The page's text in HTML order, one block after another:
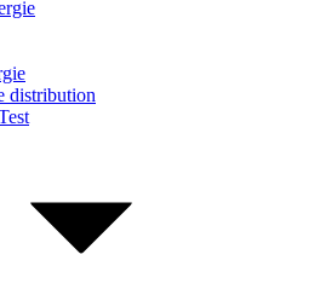
distribution